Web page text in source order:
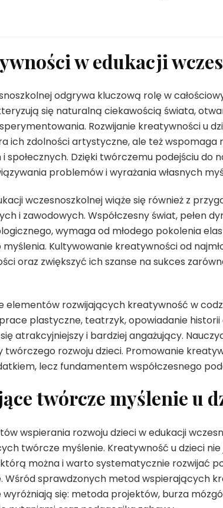
w edukacji
odgrywa kluczową rolę w
się naturalną ciekawością świata,
Rozwijanie kreatywności u
ich zdolności artystyczne, ale też wspomaga
Dzięki twórczemu podejściu do
problemów i wyrażania własnych
wczesnoszkolnej wiąże się również z
i zawodowych. Współczesny świat, pełen
wymaga od młodego pokolenia
Kultywowanie kreatywności od
oraz zwiększyć ich szanse na sukces
elementów rozwijających kreatywność w
plastyczne, teatrzyk, opowiadanie
atrakcyjniejszy i bardziej angażujący.
rozwoju dzieci. Promowanie
lecz fundamentem współczesnego
twórcze myślenie u
wspierania rozwoju dzieci w edukacji
twórcze myślenie. Kreatywność u dzieci
można i warto systematycznie rozwijać
sprawdzonych metod wspierających
się: metoda projektów, burza